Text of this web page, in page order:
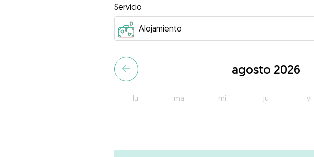
Servicio
agosto 2026
lu ma mi ju vi